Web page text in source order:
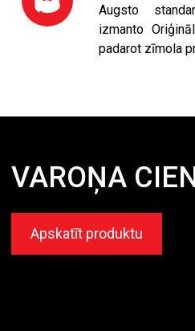
Augsto
izmanto
padarot zīmola
VAROŅA
Apskatīt produktu